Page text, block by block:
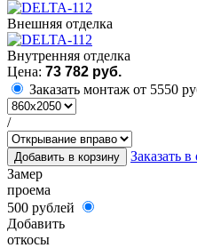
Внешняя отделка
Внутренняя отделка
Цена: 73 782 руб.
Заказать монтаж от 5550
/
Добавить в корзину
Заказать
Замер
проема
500 рублей
Добавить
откосы